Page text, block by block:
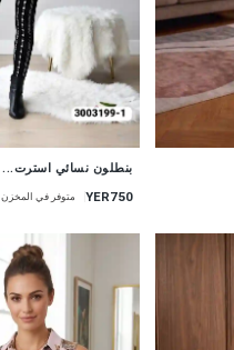
بنطلون نسائي استرت...
YER750 متوفر في المخزن